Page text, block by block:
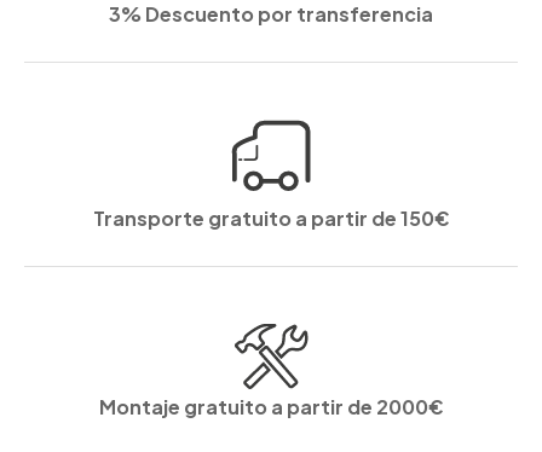
3% Descuento por transferencia
Transporte gratuito a partir de 150€
Montaje gratuito a partir de 2000€